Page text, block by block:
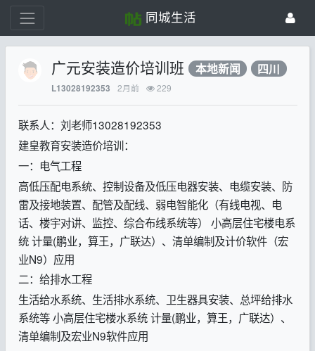
同城生活
广元安装造价培训班 本地新闻 四川
L13028192353 2月前 229
联系人：刘老师13028192353
建皇教育安装造价培训：
一：电气工程
高低压配电系统、控制设备及低压电器安装、电缆安装、防
雷及接地装置、配管及配线、弱电智能化（有线电视、电
话、楼宇对讲、监控、综合布线系统等） 小高层住宅楼电系
统 计量(鹏业，算王，广联达）、清单编制及计价软件（宏
业N9）应用
二：给排水工程
生活给水系统、生活排水系统、卫生器具安装、总坪给排水
系统等 小高层住宅楼水系统 计量(鹏业，算王，广联达）、
清单编制及宏业N9软件应用